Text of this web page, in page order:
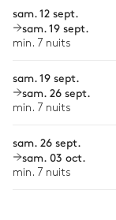
4Transats
Terrasse
Canapé-lit (deux
Bien-être à
Location de vélo
destination ou la
vers les offres
sam. 12 sept.
sam. 19 sept.
min. 7 nuits
sam. 19 sept.
sam. 26 sept.
min. 7 nuits
sam. 26 sept.
sam. 03 oct.
min. 7 nuits